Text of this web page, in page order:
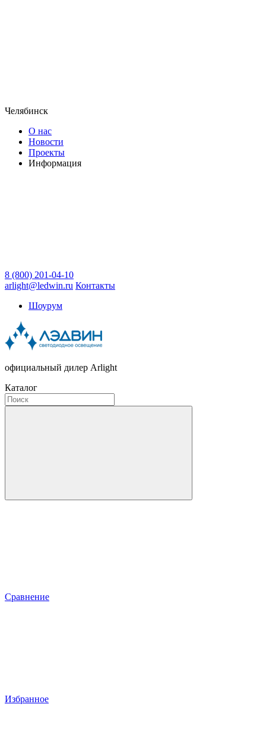
Челябинск
О нас
Новости
Проекты
Информация
8 (800) 201-04-10
arlight@ledwin.ru Контакты
Шоурум
официальный дилер Arlight
Каталог
Сравнение
Избранное